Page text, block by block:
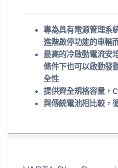
專為具有電源管理系
進階啟停功能的車輛
最高的冷啟動電流安
條件下也可以啟動發
全性
提供齊全規格容量，
與傳統電池相比較，